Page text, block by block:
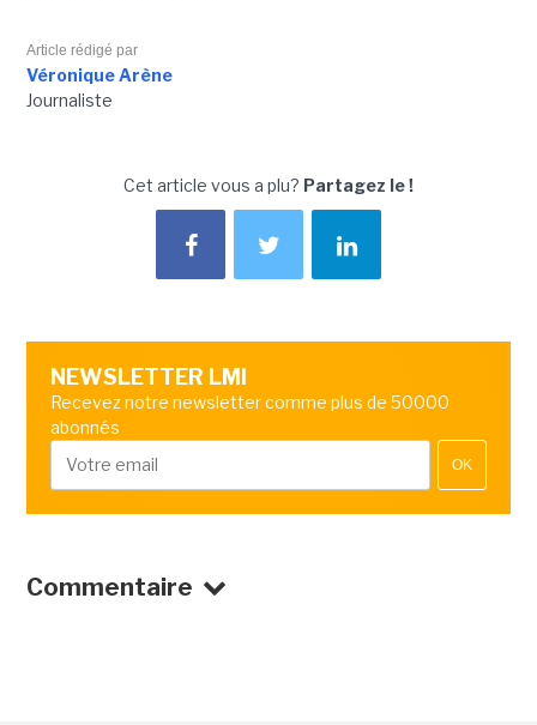
Article rédigé par
Véronique Arène
Journaliste
Cet article vous a plu? Partagez le !
NEWSLETTER LMI
Recevez notre newsletter comme plus de 50000
abonnés
OK
Commentaire